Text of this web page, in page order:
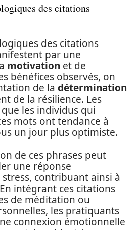
des citations
des citations
par une
motivation et de
bénéfices observés, on
de la détermination
de la résilience. Les
les individus qui
mots ont tendance à
un jour plus optimiste.
de ces phrases peut
une réponse
contribuant ainsi à
intégrant ces citations
de méditation ou
les pratiquants
connexion émotionnelle